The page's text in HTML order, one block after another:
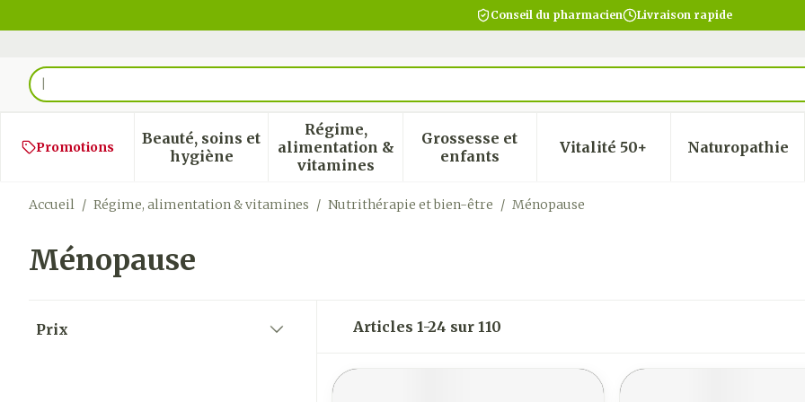
Conseil du pharmacien Livraison rapide
Rechercher
Promotions
Beauté, soins et
hygièneAfficher le sous-menu pour la catégorie Beauté, soins et hygiène
Régime,
alimentation &
vitamines
Afficher le sous-menu pour la catégorie Régime,
Grossesse et
enfantsAfficher le sous-menu pour la catégorie
Vitalité 50+Afficher le sous-menu
Naturopathie
Afficher
Accueil / Régime, alimentation & vitamines / Nutrithérapie et bien-être / Ménopause
Ménopause
Prix
Articles 1-24 sur 110